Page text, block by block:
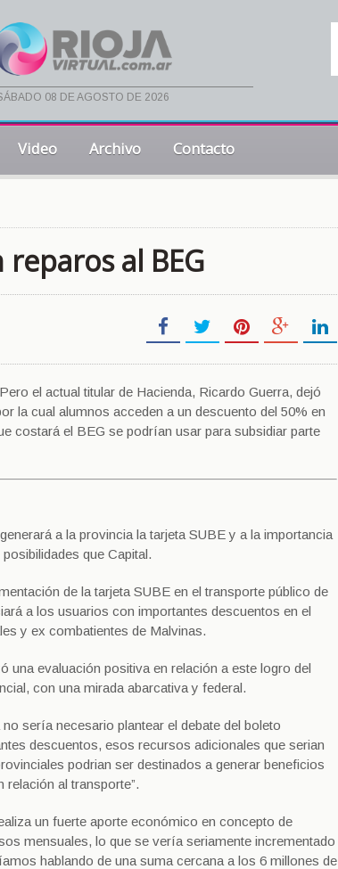
08 de agosto de 2026
Video Archivo Contacto
al BEG
el actual titular de Hacienda, Ricardo Guerra, dejó
la cual alumnos acceden a un descuento del 50% en
costará el BEG se podrían usar para subsidiar parte
a la provincia la tarjeta SUBE y a la importancia
que Capital.
de la tarjeta SUBE en el transporte público de
a los usuarios con importantes descuentos en el
y ex combatientes de Malvinas.
una evaluación positiva en relación a este logro del
con una mirada abarcativa y federal.
sería necesario plantear el debate del boleto
descuentos, esos recursos adicionales que serian
podrian ser destinados a generar beneficios
relación al transporte”.
un fuerte aporte económico en concepto de
mensuales, lo que se vería seriamente incrementado
hablando de una suma cercana a los 6 millones de